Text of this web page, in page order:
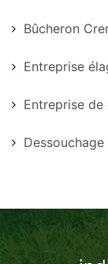
Bûcheron
Entreprise
Entreprise